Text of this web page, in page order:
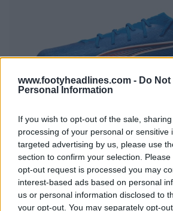
www.footyheadlines.com - Do
Personal Information
If you wish to opt-out of the sale,
processing of your personal or sensitive
targeted advertising by us, please use
section to confirm your selection.
opt-out request is processed you may
interest-based ads based on personal
us or personal information disclosed to
your opt-out. You may separately opt-